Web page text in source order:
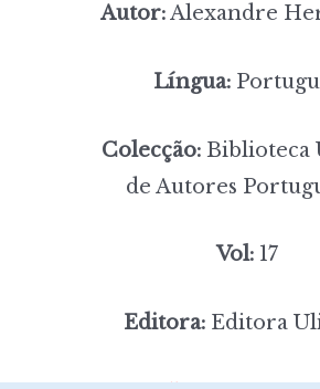
Autor:Alexandre
Língua:
Colecção: Biblioteca
de Autores
Vol: 17
Editora: Editora